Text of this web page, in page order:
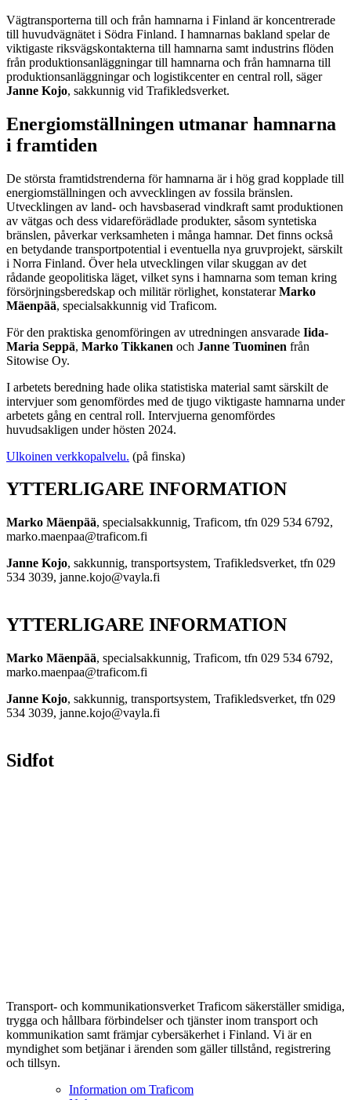
Vägtransporterna till och från hamnarna i Finland är koncentrerade
till huvudvägnätet i Södra Finland. I hamnarnas bakland spelar de
viktigaste riksvägskontakterna till hamnarna samt industrins flöden
från produktionsanläggningar till hamnarna och från hamnarna till
produktionsanläggningar och logistikcenter en central roll, säger
Janne Kojo, sakkunnig vid Trafikledsverket.
Energiomställningen utmanar hamnarna
i framtiden
De största framtidstrenderna för hamnarna är i hög grad kopplade till
energiomställningen och avvecklingen av fossila bränslen.
Utvecklingen av land- och havsbaserad vindkraft samt produktionen
av vätgas och dess vidareförädlade produkter, såsom syntetiska
bränslen, påverkar verksamheten i många hamnar. Det finns också
en betydande transportpotential i eventuella nya gruvprojekt, särskilt
i Norra Finland. Över hela utvecklingen vilar skuggan av det
rådande geopolitiska läget, vilket syns i hamnarna som teman kring
försörjningsberedskap och militär rörlighet, konstaterarMarko
Mäenpää, specialsakkunnig vid Traficom.
För den praktiska genomföringen av utredningen ansvarade Iida-
Maria Seppä, Marko Tikkanen och Janne Tuominen från
Sitowise Oy.
I arbetets beredning hade olika statistiska material samt särskilt de
intervjuer som genomfördes med de tjugo viktigaste hamnarna under
arbetets gång en central roll. Intervjuerna genomfördes
huvudsakligen under hösten 2024.
Ulkoinen verkkopalvelu. (på finska)
YTTERLIGARE INFORMATION
Marko Mäenpää, specialsakkunnig, Traficom, tfn 029 534 6792,
marko.maenpaa@traficom.fi
Janne Kojo, sakkunnig, transportsystem, Trafikledsverket, tfn 029
534 3039, janne.kojo@vayla.fi
YTTERLIGARE INFORMATION
Marko Mäenpää, specialsakkunnig, Traficom, tfn 029 534 6792,
marko.maenpaa@traficom.fi
Janne Kojo, sakkunnig, transportsystem, Trafikledsverket, tfn 029
534 3039, janne.kojo@vayla.fi
Sidfot
Transport- och kommunikationsverket Traficom säkerställer smidiga,
trygga och hållbara förbindelser och tjänster inom transport och
kommunikation samt främjar cybersäkerhet i Finland. Vi är en
myndighet som betjänar i ärenden som gäller tillstånd, registrering
och tillsyn.
Information om Traficom